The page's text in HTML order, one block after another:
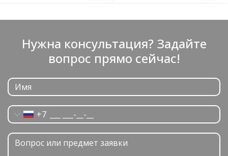
Нужна консультация? Задайте
вопрос прямо сейчас!
+7